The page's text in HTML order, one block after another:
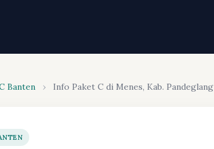
Banten › Info Paket C di Menes, Kab. Pandeglang